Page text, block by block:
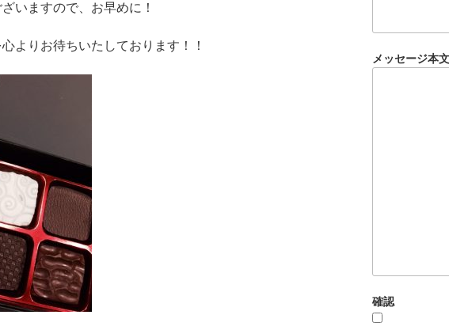
いますので、お早めに！
よりお待ちいたしております！！
メッセージ本文
確認